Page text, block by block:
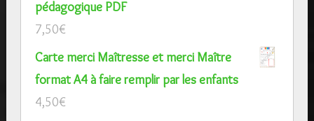
pédagogique PDF
7,50€
Carte merci Maîtresse et merci Maître
format A4 à faire remplir par les enfants
4,50€